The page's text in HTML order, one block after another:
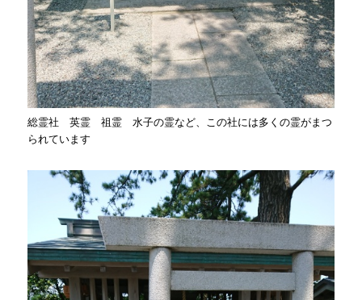
総霊社 英霊 祖霊 水子の霊など、この社には多くの霊がまつ
られています